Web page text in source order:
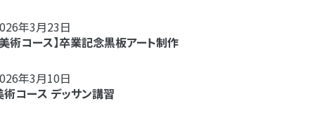
年3月23日
美術コース】卒業記念黒板アート制作
年3月10日
術コース デッサン講習